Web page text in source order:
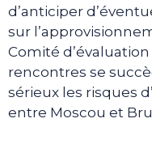
d’anticiper
sur
Comité
rencontres se
sérieux les risques
entre Moscou et